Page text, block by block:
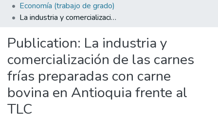
All of DSpace
Economía (trabajo de grado)
La industria y comercialización de las carnes frías preparadas con carne bovina en Antioquia frente al TLC
Publication: La industria y
comercialización de las carnes
frías preparadas con carne
bovina en Antioquia frente al
TLC